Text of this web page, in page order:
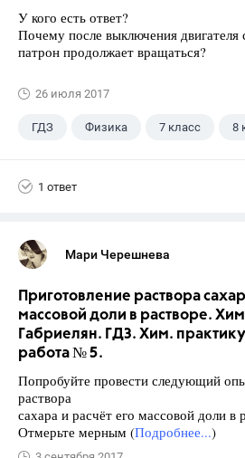
У кого есть ответ?
Почему после выключения двигателя
патрон продолжает вращаться?
26 июля 2017
ГДЗ Физика 7 класс 8
1 ответ
Мари Черешнева
Приготовление раствора
массовой доли в растворе.
Габриелян. ГДЗ. Хим.
работа № 5.
Попробуйте провести следующий
раствора
сахара и расчёт его массовой доли в
Отмерьте мерным (Подробнее...)